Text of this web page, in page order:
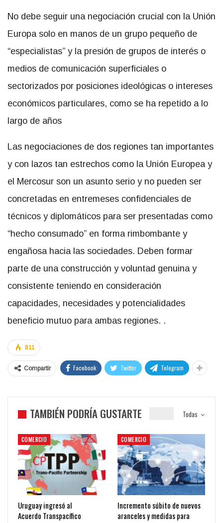
No debe seguir una negociación crucial con la Unión
Europa solo en manos de un grupo pequeño de
“especialistas” y la presión de grupos de interés o
medios de comunicación superficiales o
sectorizados por posiciones ideológicas o intereses
económicos particulares, como se ha repetido a lo
largo de años
Las negociaciones de dos regiones tan importantes
y con lazos tan estrechos como la Unión Europea y
el Mercosur son un asunto serio y no pueden ser
concretadas en entremeses confidenciales de
técnicos y diplomáticos para ser presentadas como
“hecho consumado” en forma rimbombante y
engañosa hacia las sociedades. Deben formar
parte de una construcción y voluntad genuina y
consistente teniendo en consideración
capacidades, necesidades y potencialidades
beneficio mutuo para ambas regiones. .
811
Compartir Facebook Twitter Telegram
Todas
TAMBIÉN PODRÍA GUSTARTE
COMERCIO
Uruguay ingresó al
Acuerdo Transpacífico
COMERCIO
Incremento súbito de nuevos
aranceles y medidas para